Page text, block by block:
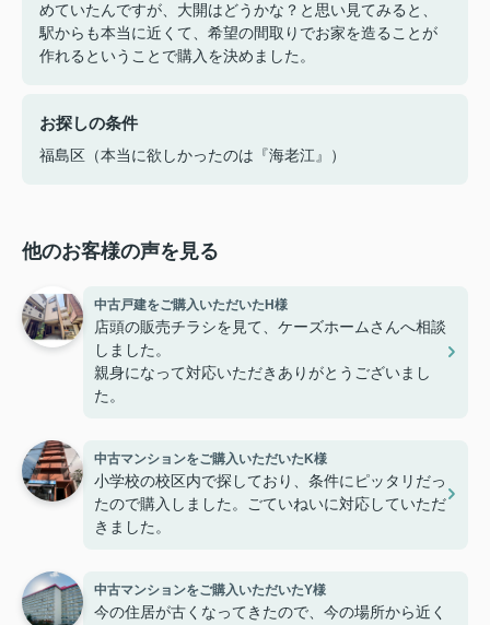
めていたんですが、大開はどうかな？と思い見てみると、
駅からも本当に近くて、希望の間取りでお家を造ることが
作れるということで購入を決めました。
お探しの条件
福島区（本当に欲しかったのは『海老江』）
他のお客様の声を見る
中古戸建をご購入いただいたH様
店頭の販売チラシを見て、ケーズホームさんへ相談
しました。
親身になって対応いただきありがとうございまし
た。
中古マンションをご購入いただいたK様
小学校の校区内で探しており、条件にピッタリだっ
たので購入しました。ごていねいに対応していただ
きました。
中古マンションをご購入いただいたY様
今の住居が古くなってきたので、今の場所から近く